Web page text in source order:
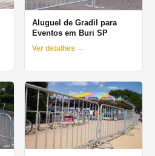
Aluguel de Gradil para
Eventos em Buri SP
Ver detalhes →